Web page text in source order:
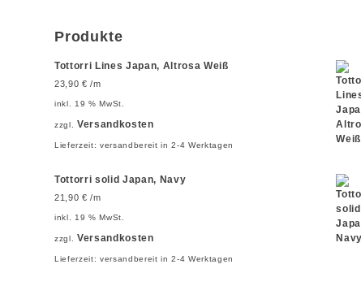
Produkte
Tottorri Lines Japan, Altrosa Weiß
23,90 € /m
inkl. 19 % MwSt.
zzgl. Versandkosten
Lieferzeit:versandbereit in 2-4 Werktagen
Tottorri solid Japan, Navy
21,90 € /m
inkl. 19 % MwSt.
zzgl. Versandkosten
Lieferzeit:versandbereit in 2-4 Werktagen